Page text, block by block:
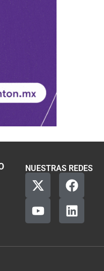
NUESTRAS REDES